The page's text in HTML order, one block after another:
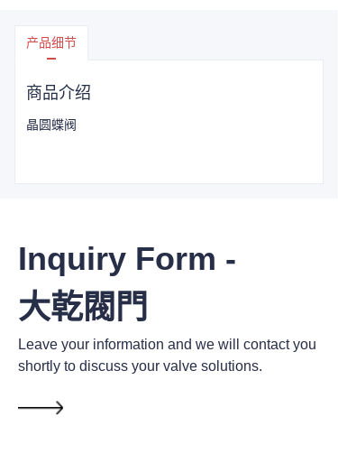
产品细节
商品介绍
晶圆蝶阀
Inquiry Form -
大乾閥門
Leave your information and we will contact you
shortly to discuss your valve solutions.